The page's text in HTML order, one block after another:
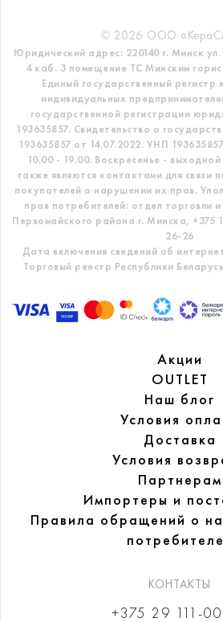
© 2026 ООО
Юридический адрес: 220140 г. Минск
4 каб. 3 помещение ТС Минским
Единый государственный регистр
индивидуальных
государственной регистрации
193635857. Свидетельство о
193635857 от 14.07.2022. УНП
10.00 - 19.00. Воскресенье - выходной
также являются контактами для связи
покупателей о нарушении их прав.
прав потребителей: отдел торговли
Первомайского района г. Минска, +375
26-26
Дата включения сведений об
Торговый реестр Республики
Акции
OUTLET
Наш блог
Условия
Доставка
Условия
Партнерам
Импортеры и
Правила обращений о
КОНТАКТЫ
+375 29 111-